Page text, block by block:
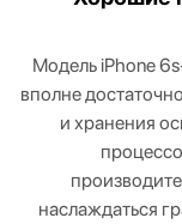
Модель iPhone
вполне
и хранения
наслаждаться